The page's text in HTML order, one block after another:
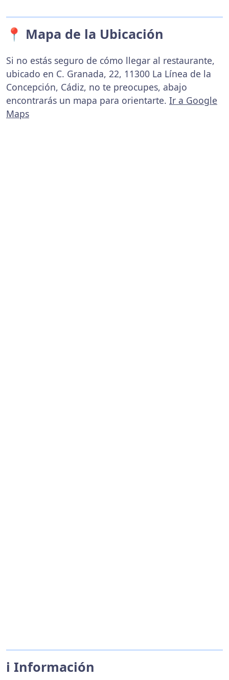
📍 Mapa de la Ubicación
Si no estás seguro de cómo llegar al restaurante,
ubicado en C. Granada, 22, 11300 La Línea de la
Concepción, Cádiz, no te preocupes, abajo
encontrarás un mapa para orientarte. Ir a Google
Maps
ℹ️ Información